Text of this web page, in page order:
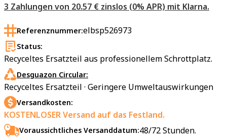
3 Zahlungen von 20.57 € zinslos (0% APR) mit Klarna.
Referenznummer:elbsp526973
Status:
Recyceltes Ersatzteil aus professionellem Schrottplatz.
Desguazon Circular:
Recyceltes Ersatzteil · Geringere Umweltauswirkungen
Versandkosten:
KOSTENLOSER Versand auf das Festland.
Voraussichtliches Versanddatum:48/72 Stunden.